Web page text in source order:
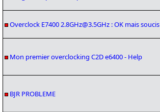
Overclock E7400 2.8GHz@3.5GHz : OK mais soucis
Mon premier overclocking C2D e6400 - Help
BJR PROBLEME